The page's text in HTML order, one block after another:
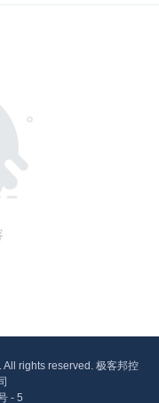
rights reserved. 极客邦控
- 5